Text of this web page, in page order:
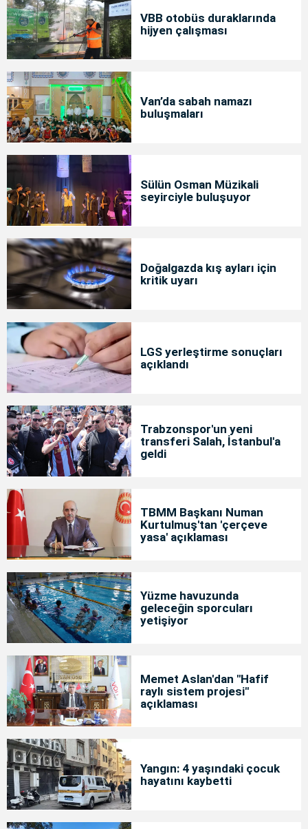
VBB otobüs duraklarında
hijyen çalışması
Van’da sabah namazı
buluşmaları
Sülün Osman Müzikali
seyirciyle buluşuyor
Doğalgazda kış ayları için
kritik uyarı
LGS yerleştirme sonuçları
açıklandı
Trabzonspor'un yeni
transferi Salah, İstanbul'a
geldi
TBMM Başkanı Numan
Kurtulmuş'tan 'çerçeve
yasa' açıklaması
Yüzme havuzunda
geleceğin sporcuları
yetişiyor
Memet Aslan'dan "Hafif
raylı sistem projesi"
açıklaması
Yangın: 4 yaşındaki çocuk
hayatını kaybetti